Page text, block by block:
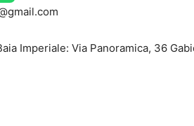
Imperiale: Via Panoramica, 36